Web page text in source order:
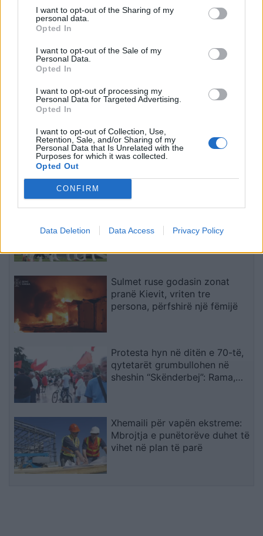
I want to opt-out of the Sharing of my
personal data.
Opted In
I want to opt-out of the Sale of my
Personal Data.
Opted In
I want to opt-out of processing my
Personal Data for Targeted Advertising.
Opted In
I want to opt-out of Collection, Use,
Retention, Sale, and/or Sharing of my
Personal Data that Is Unrelated with the
Purposes for which it was collected.
Opted Out
CONFIRM
Data Deletion Data Access Privacy Policy
barazimit me PSG-në:
Meritonim më shumë gola
nga Turqia
Protesta hyn në ditën e 70-të,
Arben Kola: Qëndresa do të
diaspora do të angazhohet
Barcelona refuzon mundësinë
Tottenhamit, Deco nuk e
Sulmet ruse godasin zonat
pranë Kievit, vriten tre
persona, përfshirë një fëmijë
Protesta hyn në ditën e 70-të,
qytetarët grumbullohen në
sheshin “Skënderbej”: Rama,
Xhemaili për vapën ekstreme:
Mbrojtja e punëtorëve duhet të
vihet në plan të parë